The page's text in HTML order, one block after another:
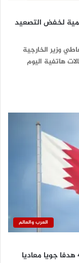
لخفض التصعيد
وزير الخارجية
هاتفية اليوم
العرب والعالم